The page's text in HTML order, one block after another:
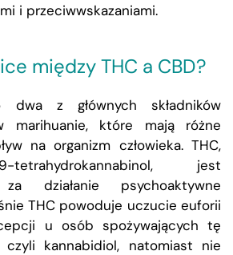
i przeciwwskazaniami.
między THC a CBD?
z głównych składników
marihuanie, które mają różne
na organizm człowieka. THC,
jest
za działanie psychoaktywne
THC powoduje uczucie euforii
u osób spożywających tę
czyli kannabidiol, natomiast nie